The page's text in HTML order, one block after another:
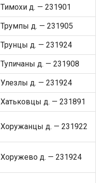
Тимохи д. — 231901
Трумпы д. — 231905
Трунцы д. — 231924
Тупичаны д. — 231908
Улезлы д. — 231924
Хатьковцы д. — 231891
Хоружанцы д. — 231922
Хоружево д. — 231924